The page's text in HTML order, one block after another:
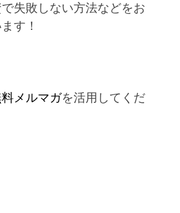
失敗しない方法などをお
す！
メルマガを活用してくだ